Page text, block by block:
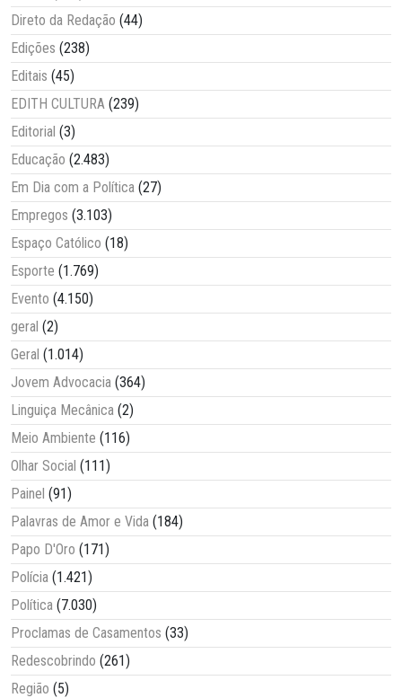
Direto da Redação (44)
Edições (238)
Editais (45)
EDITH CULTURA (239)
Editorial (3)
Educação (2.483)
Em Dia com a Política (27)
Empregos (3.103)
Espaço Católico (18)
Esporte (1.769)
Evento (4.150)
geral (2)
Geral (1.014)
Jovem Advocacia (364)
Linguiça Mecânica (2)
Meio Ambiente (116)
Olhar Social (111)
Painel (91)
Palavras de Amor e Vida (184)
Papo D'Oro (171)
Polícia (1.421)
Política (7.030)
Proclamas de Casamentos (33)
Redescobrindo (261)
Região (5)